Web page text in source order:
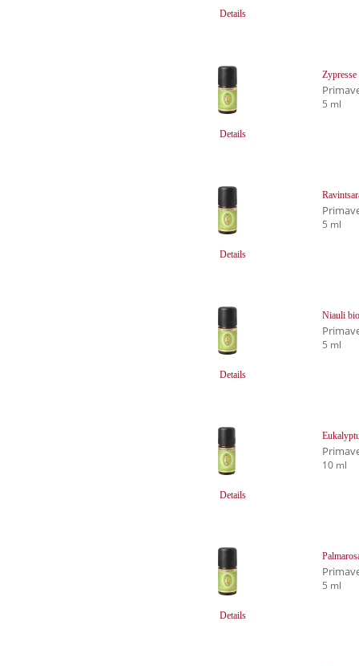
Details
Details
Zypresse
5 ml
Details
5 ml
Details
Niauli bio
5 ml
Details
10 ml
Details
5 ml